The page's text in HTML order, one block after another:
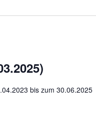
bis zum 30.06.2025